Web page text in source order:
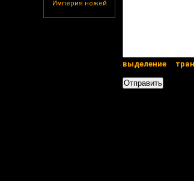
Империя ножей
выделение